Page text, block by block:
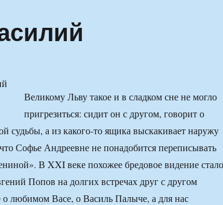
Великому Льву такое и в сладком сне не могло
пригрезиться: сидит он с другом, говорит о
судьбы, а из какого-то ящика выскакивает наружу
Софье Андреевне не понадобится переписывать
В XXI веке похожее бредовое видение стало
Попов на долгих встречах друг с другом
о любимом Васе, о Василь Палыче, а для нас